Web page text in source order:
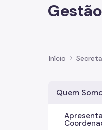
Gestão
Início
Quem